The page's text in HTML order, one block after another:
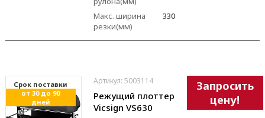
Макс. ширина
резки(мм)
330
Cрок поставки
от 30 до 90
дней
Артикул: 5003114
Режущий плоттер
Vicsign VS630
Запросить
цену!